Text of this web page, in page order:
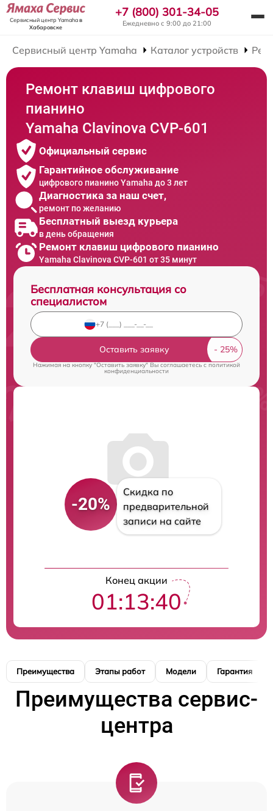
Сервисный центр Yamahaв
Хабаровске
+7 (800) 301-34-05
Ежедневно с 9:00 до 21:00
Сервисный центр Yamaha Каталог устройств
Ремонт клавиш цифрового
пианино
Yamaha Clavinova CVP-601
Официальный сервис
Гарантийное обслуживание
цифрового пианино Yamaha до 3 лет
Диагностика за наш счет,
ремонт по желанию
Бесплатный выезд курьера
в день обращения
Ремонт клавиш цифрового пианино
Yamaha Clavinova CVP-601 от 35 минут
Бесплатная консультация со
специалистом
Оставить заявку
Нажимая на кнопку "Оставить заявку" Вы соглашаетесь cполитикой
конфиденциальности
-20%
Скидка по
предварительной
записи на сайте
Конец акции
01:13:39
Преимущества Этапы работ Модели Гарантия
Преимущества сервис-
центра